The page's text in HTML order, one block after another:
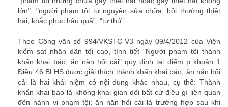
lớn"; "người phạm tội tự nguyện sửa chữa, bồi thường thiệt
hại, khắc phục hậu quả”, "tự thú”...
Theo Công văn số 994/VKSTC-V3 ngày 09/4/2012 của Viện
kiểm sát nhân dân tối cao, tình tiết"Người phạm tội thành
khẩn khai báo, ăn năn hối cải"quy định tại điểm p khoản 1
Điều 46 BLHS được giải thích thành khẩn khai báo, ăn năn hối
cải là hai khái niệm có nội dung khác nhau, cụ thể: Thành
khẩn khai báo là không khai gian dối bất cứ điều gì liên quan
đến hành vi phạm tội; ăn năn hối cải là trường hợp sau khi